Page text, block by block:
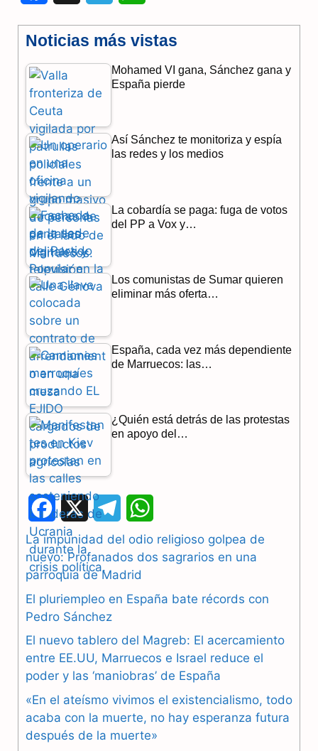
c
e
b
o
o
k
l
e
a
a
t
p
Noticias más vistas
Mohamed VI gana, Sánchez gana y
España pierde
Así Sánchez te monitoriza y espía
las redes y los medios
La cobardía se paga: fuga de votos
del PP a Vox y…
Los comunistas de Sumar quieren
eliminar más oferta…
España, cada vez más dependiente
de Marruecos: las…
¿Quién está detrás de las protestas
en apoyo del…
F
a
c
b
o
o
k
X
e
l
r
a
m
h
a
A
p
p
La impunidad del odio religioso golpea de
nuevo: Profanados dos sagrarios en una
parroquia de Madrid
El pluriempleo en España bate récords con
Pedro Sánchez
El nuevo tablero del Magreb: El acercamiento
entre EE.UU, Marruecos e Israel reduce el
poder y las ‘maniobras’ de España
«En el ateísmo vivimos el existencialismo, todo
acaba con la muerte, no hay esperanza futura
después de la muerte»